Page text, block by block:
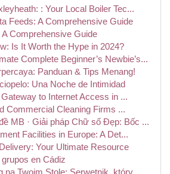
: Your Local Boiler Tec...
Feeds: A Comprehensive Guide
A Comprehensive Guide
Is It Worth the Hype in 2024?
Complete Beginner’s Newbie’s...
Panduan & Tips Menang!
Una Noche de Intimidad
to Internet Access in ...
Commercial Cleaning Firms ...
MB · Giải pháp Chữ số Đẹp: Bốc ...
Facilities in Europe: A Det...
Your Ultimate Resource
en Cádiz